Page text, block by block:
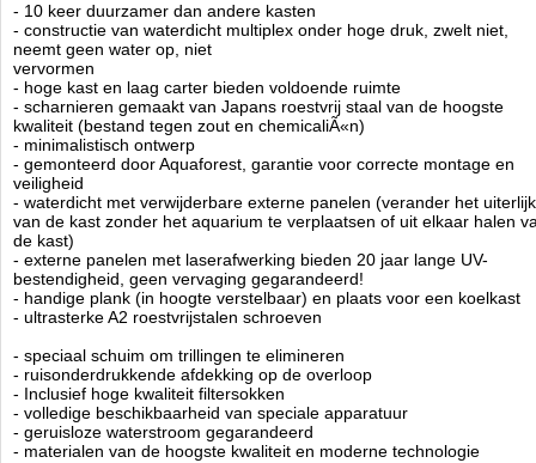
Manufactured by:Aquaforest
Model:AF-790-CI
Product ID:
3.3181 3798.99
22 Pre-OrderNew
- 10 keer duurzamer dan andere kasten
- constructie van waterdicht multiplex onder hoge druk, zwelt niet,
neemt geen water op, niet
vervormen
- hoge kast en laag carter bieden voldoende ruimte
- scharnieren gemaakt van Japans roestvrij staal van de hoogste
kwaliteit (bestand tegen zout en chemicaliÃ«n)
- minimalistisch ontwerp
- gemonteerd door Aquaforest, garantie voor correcte montage en
veiligheid
- waterdicht met verwijderbare externe panelen (verander het uiterlijk
van de kast zonder het aquarium te verplaatsen of uit elkaar halen
de kast)
- externe panelen met laserafwerking bieden 20 jaar lange UV-
bestendigheid, geen vervaging gegarandeerd!
- handige plank (in hoogte verstelbaar) en plaats voor een koelkast
- ultrasterke A2 roestvrijstalen schroeven
- speciaal schuim om trillingen te elimineren
- ruisonderdrukkende afdekking op de overloop
- Inclusief hoge kwaliteit filtersokken
- volledige beschikbaarheid van speciale apparatuur
- geruisloze waterstroom gegarandeerd
- materialen van de hoogste kwaliteit en moderne technologie